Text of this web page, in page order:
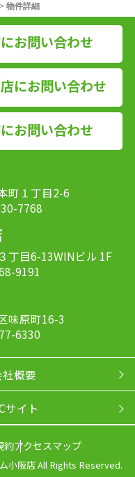
> 物件詳細
お問い合わせ
にお問い合わせ
お問い合わせ
町１丁目2-6
7768
丁目6-13WINビル 1F
9191
味原町16-3
6330
概要
サイト
約アクセスマップ
小阪店 All Rights Reserved.